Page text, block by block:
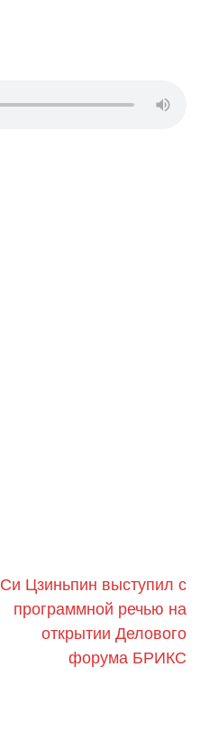
Си Цзиньпин выступил с
программной речью на
открытии Делового
форума БРИКС